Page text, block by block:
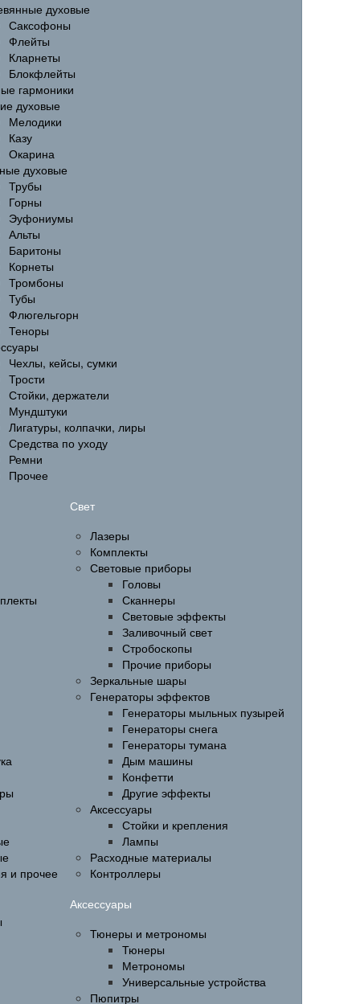
духовые
Саксофоны
Флейты
Кларнеты
Блокфлейты
гармоники
духовые
Мелодики
Казу
Окарина
духовые
Трубы
Горны
Эуфониумы
Альты
Баритоны
Корнеты
Тромбоны
Тубы
Флюгельгорн
Теноры
Чехлы, кейсы, сумки
Трости
Стойки, держатели
Мундштуки
Лигатуры, колпачки, лиры
Средства по уходу
Ремни
Прочее
и прочее
Свет
Лазеры
Комплекты
Световые приборы
Головы
Сканнеры
Световые эффекты
Заливочный свет
Стробоскопы
Прочие приборы
Зеркальные шары
Генераторы эффектов
Генераторы мыльных пузырей
Генераторы снега
Генераторы тумана
Дым машины
Конфетти
Другие эффекты
Аксессуары
Стойки и крепления
Лампы
Расходные материалы
Контроллеры
Аксессуары
Тюнеры и метрономы
Тюнеры
Метрономы
Универсальные устройства
Пюпитры